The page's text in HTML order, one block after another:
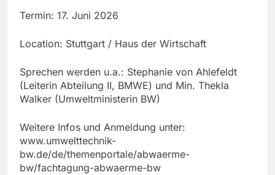
Termin: 17. Juni 2026
Location: Stuttgart / Haus der Wirtschaft
Sprechen werden u.a.: Stephanie von Ahlefeldt
(Leiterin Abteilung II, BMWE) und Min. Thekla
Walker (Umweltministerin BW)
Weitere Infos und Anmeldung unter:
www.umwelttechnik-
bw.de/de/themenportale/abwaerme-
bw/fachtagung-abwaerme-bw